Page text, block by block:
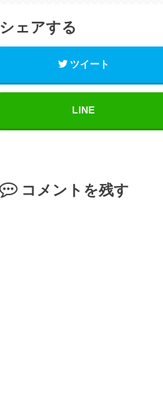
シェアする
ツイート
LINE
コメントを残す